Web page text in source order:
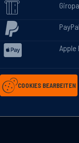
PayPal
Apple
COOKIES BEARBEITEN